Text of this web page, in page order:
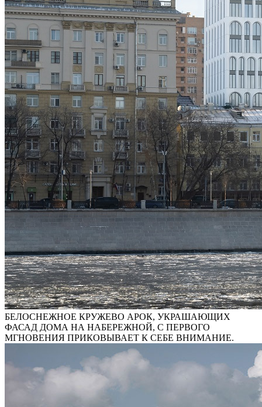
БЕЛОСНЕЖНОЕ КРУЖЕВО АРОК, УКРАШАЮЩИХ
ФАСАД ДОМА НА НАБЕРЕЖНОЙ, С ПЕРВОГО
МГНОВЕНИЯ ПРИКОВЫВАЕТ К СЕБЕ ВНИМАНИЕ.